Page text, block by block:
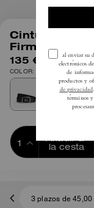
Cinturón Con
Firma, 38 Mm
135 €
COLOR: Negro
Añadir a
la cesta
3 plazos de 45,00